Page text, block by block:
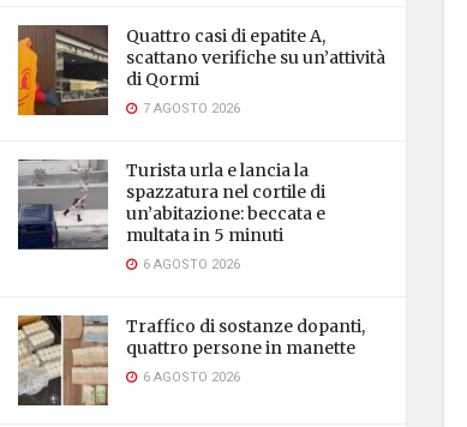
Quattro casi di epatite A,
scattano verifiche su un’attività
di Qormi
7 AGOSTO 2026
Turista urla e lancia la
spazzatura nel cortile di
un’abitazione: beccata e
multata in 5 minuti
6 AGOSTO 2026
Traffico di sostanze dopanti,
quattro persone in manette
6 AGOSTO 2026